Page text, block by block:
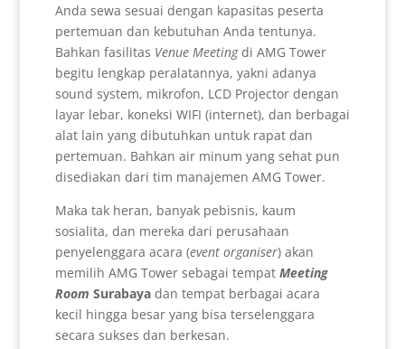
Anda sewa sesuai dengan kapasitas peserta
pertemuan dan kebutuhan Anda tentunya.
Bahkan fasilitas Venue Meetingdi AMG Tower
begitu lengkap peralatannya, yakni adanya
sound system, mikrofon, LCD Projector dengan
layar lebar, koneksi WIFI (internet), dan berbagai
alat lain yang dibutuhkan untuk rapat dan
pertemuan. Bahkan air minum yang sehat pun
disediakan dari tim manajemen AMG Tower.
Maka tak heran, banyak pebisnis, kaum
sosialita, dan mereka dari perusahaan
penyelenggara acara (event organiser) akan
memilih AMG Tower sebagai tempat Meeting
Room Surabayadan tempat berbagai acara
kecil hingga besar yang bisa terselenggara
secara sukses dan berkesan.